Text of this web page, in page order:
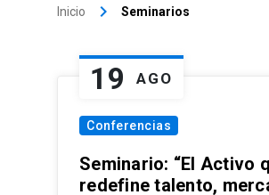
Inicio keyboard_arrow_right Seminarios
19 AGO
Conferencias
Seminario: “El Activo
redefine talento,